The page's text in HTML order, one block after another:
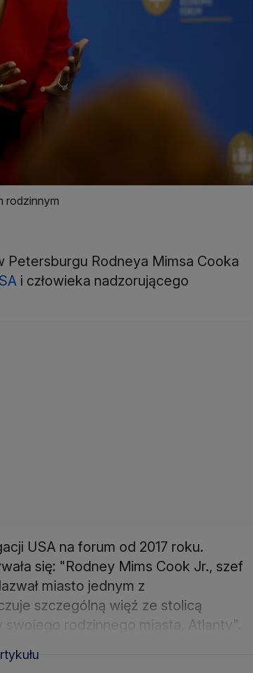
rodzinnym
Petersburgu Rodneya Mimsa Cooka
i człowieka nadzorującego
USA na forum od 2017 roku.
się: "Rodney Mims Cook Jr., szef
miasto jednym z
szczególną więź ze stolicą
swojego rodzinnego miasta, Atlanty".